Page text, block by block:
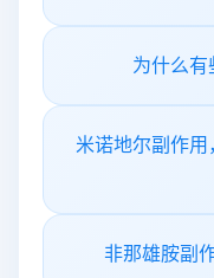
为什么有
米诺地尔副作
非那雄胺副